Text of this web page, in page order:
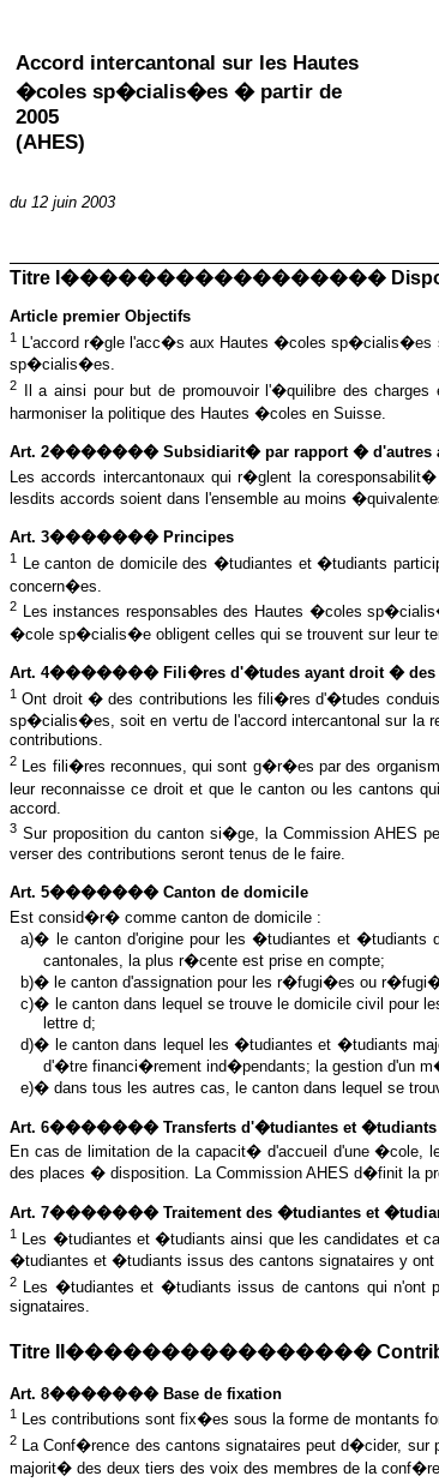
Accord intercantonal sur les Hautes
�coles sp�cialis�es � partir de
2005
(AHES)
du 12 juin 2003
Titre I�����������������
Article premier Objectifs
1 L'accord r�gle l'acc�s aux Hautes �coles sp�cialis�es
sp�cialis�es.
2
Il a ainsi pour but de promouvoir l'�quilibre des
harmoniser la politique des Hautes �coles en Suisse.
Art. 2������� Subsidiarit� par rapport � d'autres
Les accords intercantonaux qui r�glent la
lesdits accords soient dans l'ensemble au moins
Art. 3������� Principes
1
Le canton de domicile des �tudiantes et �tudiants
concern�es.
2 Les instances responsables des Hautes �coles
�cole sp�cialis�e obligent celles qui se trouvent sur leur
Art. 4������� Fili�res d'�tudes ayant droit � des
1 Ont droit � des contributions les fili�res d'�tudes
sp�cialis�es, soit en vertu de l'accord intercantonal sur
contributions.
2 Les fili�res reconnues, qui sont g�r�es par des
leur reconnaisse ce droit et que le canton ou les cantons
accord.
3 Sur proposition du canton si�ge, la Commission
verser des contributions seront tenus de le faire.
Art. 5������� Canton de domicile
Est consid�r� comme canton de domicile :
a)� le canton d'origine pour les �tudiantes et
cantonales, la plus r�cente est prise en compte;
b)� le canton d'assignation pour les r�fugi�es ou
c)� le canton dans lequel se trouve le domicile civil
lettre d;
d)� le canton dans lequel les �tudiantes et �tudiants
d'�tre financi�rement ind�pendants; la gestion d'un
e)� dans tous les autres cas, le canton dans lequel se
Art. 6������� Transferts d'�tudiantes et �tudiants
En cas de limitation de la capacit� d'accueil d'une
des places � disposition. La Commission AHES d�finit la
Art. 7������� Traitement des �tudiantes et
1
Les �tudiantes et �tudiants ainsi que les candidates
�tudiantes et �tudiants issus des cantons signataires y
2 Les �tudiantes et �tudiants issus de cantons qui n'ont
signataires.
Titre II����������������
Art. 8������� Base de fixation
1 Les contributions sont fix�es sous la forme de montants
2 La Conf�rence des cantons signataires peut d�cider,
majorit� des deux tiers des voix des membres de la